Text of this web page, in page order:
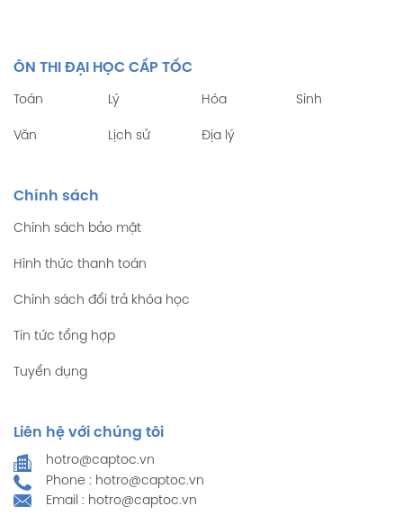
ÔN THI ĐẠI HỌC CẤP TỐC
Toán Lý Hóa Sinh
Văn Lịch sử Địa lý
Chính sách
Chính sách bảo mật
Hình thức thanh toán
Chính sách đổi trả khóa học
Tin tức tổng hợp
Tuyển dụng
Liên hệ với chúng tôi
hotro@captoc.vn
Phone : hotro@captoc.vn
Email : hotro@captoc.vn